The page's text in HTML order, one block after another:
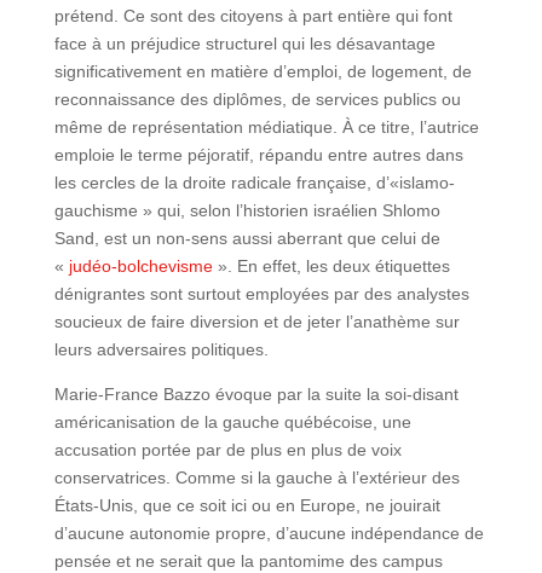
prétend. Ce sont des citoyens à part entière qui font
face à un préjudice structurel qui les désavantage
significativement en matière d’emploi, de logement, de
reconnaissance des diplômes, de services publics ou
même de représentation médiatique. À ce titre, l’autrice
emploie le terme péjoratif, répandu entre autres dans
les cercles de la droite radicale française, d’«islamo-
gauchisme » qui, selon l’historien israélien Shlomo
Sand, est un non-sens aussi aberrant que celui de
« judéo-bolchevisme». En effet, les deux étiquettes
dénigrantes sont surtout employées par des analystes
soucieux de faire diversion et de jeter l’anathème sur
leurs adversaires politiques.
Marie-France Bazzo évoque par la suite la soi-disant
américanisation de la gauche québécoise, une
accusation portée par de plus en plus de voix
conservatrices. Comme si la gauche à l’extérieur des
États-Unis, que ce soit ici ou en Europe, ne jouirait
d’aucune autonomie propre, d’aucune indépendance de
pensée et ne serait que la pantomime des campus